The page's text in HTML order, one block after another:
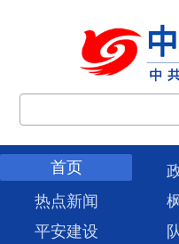
首页
热点新闻
平安建设